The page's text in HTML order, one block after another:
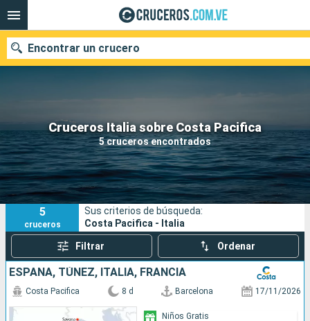
Cruceros Italia sobre Costa Pacifica
5 cruceros encontrados
Encontrar un crucero
Nuestros destinos
Fecha de salida
Puertos Compañías
Buscar
5
cruceros
Sus criterios de búsqueda:
Costa Pacifica - Italia
Filtrar Ordenar
ESPAÑA, TÚNEZ, ITALIA, FRANCIA
Costa Pacifica 8 d Barcelona 17/11/2026
Niños Gratis